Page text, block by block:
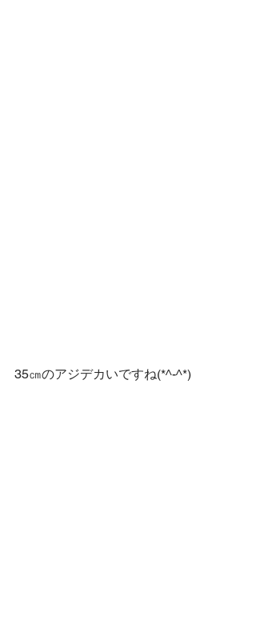
35㎝のアジデカいですね(*^-^*)